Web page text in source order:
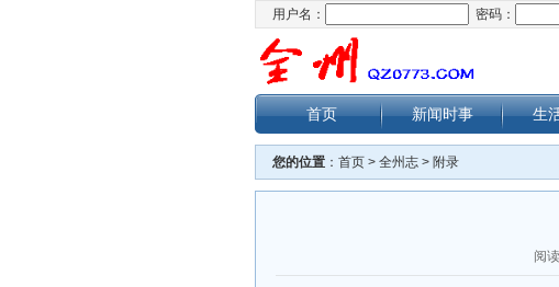
用户名： 密码：
首页 新闻时事 生
您的位置 ： 首页 > 全州志 > 附录
阅